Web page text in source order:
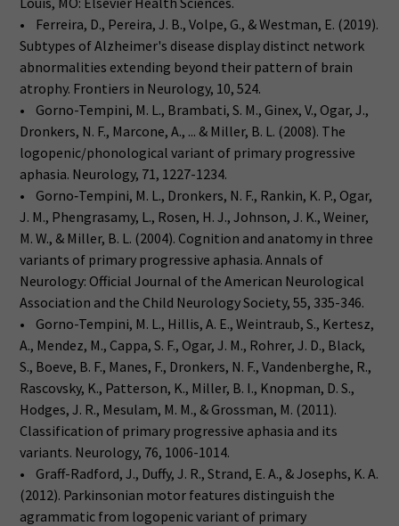
• Ferreira, D., Pereira, J. B., Volpe, G., & Westman, E. (2019).
Subtypes of Alzheimer's disease display distinct network
abnormalities extending beyond their pattern of brain
atrophy. Frontiers in Neurology, 10, 524.
• Gorno-Tempini, M. L., Brambati, S. M., Ginex, V., Ogar, J.,
Dronkers, N. F., Marcone, A., ... & Miller, B. L. (2008). The
logopenic/phonological variant of primary progressive
aphasia. Neurology, 71, 1227-1234.
• Gorno‐Tempini, M. L., Dronkers, N. F., Rankin, K. P., Ogar,
J. M., Phengrasamy, L., Rosen, H. J., Johnson, J. K., Weiner,
M. W., & Miller, B. L. (2004). Cognition and anatomy in three
variants of primary progressive aphasia. Annals of
Neurology: Official Journal of the American Neurological
Association and the Child Neurology Society, 55, 335-346.
• Gorno-Tempini, M. L., Hillis, A. E., Weintraub, S., Kertesz,
A., Mendez, M., Cappa, S. F., Ogar, J. M., Rohrer, J. D., Black,
S., Boeve, B. F., Manes, F., Dronkers, N. F., Vandenberghe, R.,
Rascovsky, K., Patterson, K., Miller, B. I., Knopman, D. S.,
Hodges, J. R., Mesulam, M. M., & Grossman, M. (2011).
Classification of primary progressive aphasia and its
variants. Neurology, 76, 1006-1014.
• Graff-Radford, J., Duffy, J. R., Strand, E. A., & Josephs, K. A.
(2012). Parkinsonian motor features distinguish the
agrammatic from logopenic variant of primary